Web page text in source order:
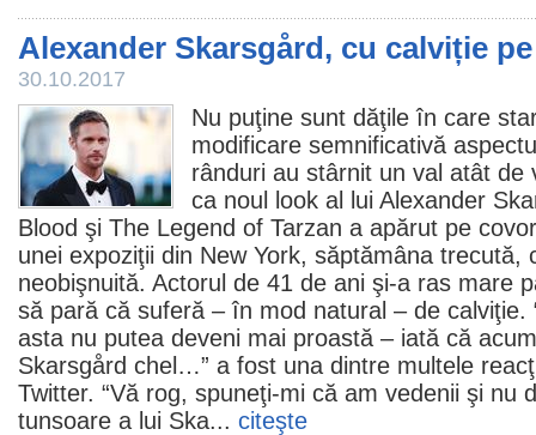
Alexander Skarsgård, cu calviție
30.10.2017
Nu puţine sunt dăţile în care
modificare semnificativă
rânduri au stârnit un val atât de
ca noul look al lui Alexander
Blood şi The Legend of Tarzan a apărut pe
unei expoziţii din New York, săptămâna trecută,
neobişnuită. Actorul de 41 de ani şi-a ras mare
să pară că suferă – în mod natural – de calviţie.
asta nu putea deveni mai proastă – iată că
Skarsgård chel…” a fost una dintre multele
Twitter. “Vă rog, spuneţi-mi că am vedenii şi nu
tunsoare a lui Ska... citeşte